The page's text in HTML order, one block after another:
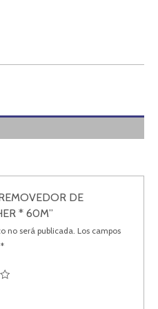
DE
* 60M”
no será publicada. Los campos
*